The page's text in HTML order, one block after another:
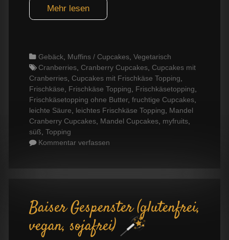
Mehr lesen
Categories
Gebäck, Muffins / Cupcakes, Vegetarisch
Tags
Cranberries, Cranberry Cupcakes, Cupcakes mit
Cranberries, Cupcakes mit Frischkäse Topping,
Frischkäse, Frischkäse Topping, Frischkäsetopping,
Frischkäsetopping ohne Butter, fruchtige Cupcakes,
leichte Säure, leichtes Frischkäse Topping, Mandel
Cranberry Cupcakes, Mandel Cupcakes, myfruits,
süß, Topping
Kommentar verfassen
Baiser Gespenster (glutenfrei,
vegan, sojafrei)